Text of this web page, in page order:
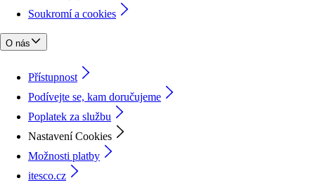
Soukromí a cookies
O nás
Přístupnost
Podívejte se, kam doručujeme
Poplatek za službu
Nastavení Cookies
Možnosti platby
itesco.cz